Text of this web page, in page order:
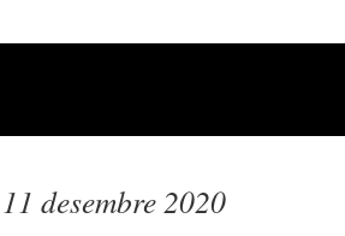
11 desembre 2020